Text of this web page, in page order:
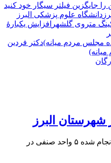
جایگزین فیلتر سیگار خود کنید
دانشگاه علوم پزشکی البرز
افزایش یکبارۀ
دكتر فردين
محمد نصیری گفت: در ۴۵ بازدید انجام شده ۵ واحد صنفی در